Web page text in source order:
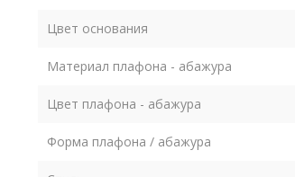
Цвет основания
Материал плафона - абажура
Цвет плафона - абажура
Форма плафона / абажура